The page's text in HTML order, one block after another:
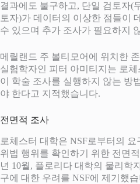
결과에도 불구하고, 단일 검토자(
토자)가 데이터의 이상한 점들이
수 있으며 추가 조사가 필요하지
메릴랜드 주 볼티모어에 위치한
실험학자인 피터 아미티지는 로
이 학술 조사를 실행하지 않는 방
야 한다고 지적했습니다.
전면적 조사
로체스터 대학은 NSF로부터의
위법 행위를 확인하기 위한 전면
년 10월, 플로리다 대학의 물리학
구에 대한 우려를 NSF에 제기했